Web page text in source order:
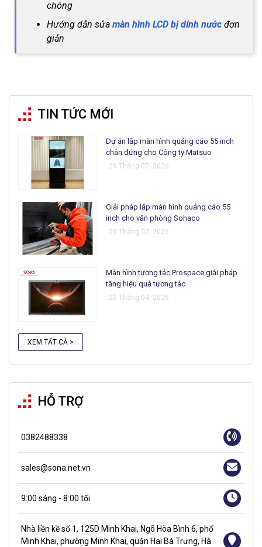
chóng
Hướng dẫn sửa màn hình LCD bị dính nước đơn
giản
TIN TỨC MỚI
Dự án lắp màn hình quảng cáo 55 inch
chân đứng cho Công ty Matsuo
29 Tháng 07, 2026
Giải pháp lắp màn hình quảng cáo 55
inch cho văn phòng Sohaco
29 Tháng 07, 2026
Màn hình tương tác Prospace giải pháp
tăng hiệu quả tương tác
23 Tháng 04, 2026
XEM TẤT CẢ >
HỖ TRỢ
0382488338
sales@sona.net.vn
9:00 sáng - 8:00 tối
Nhà liền kề số 1, 125D Minh Khai, Ngõ Hòa Bình 6, phố
Minh Khai, phường Minh Khai, quận Hai Bà Trưng, Hà